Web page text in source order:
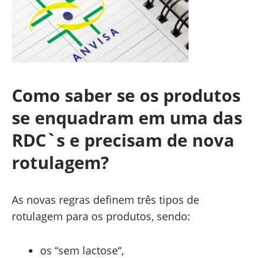
Como saber se os produtos
se enquadram em uma das
RDC`s e precisam de nova
rotulagem?
As novas regras definem três tipos de
rotulagem para os produtos, sendo:
os “sem lactose“,